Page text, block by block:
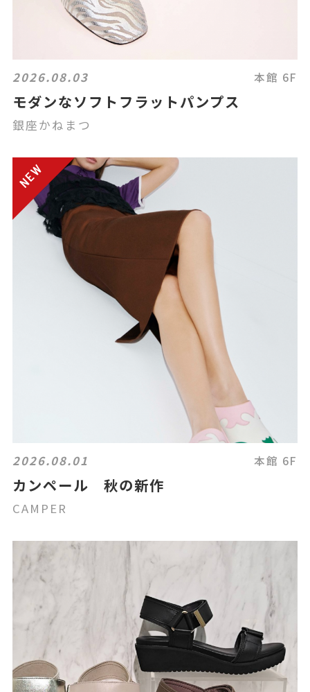
2026.08.03 本館 6F
モダンなソフトフラットパンプス
銀座かねまつ
2026.08.01 本館 6F
カンペール 秋の新作
CAMPER